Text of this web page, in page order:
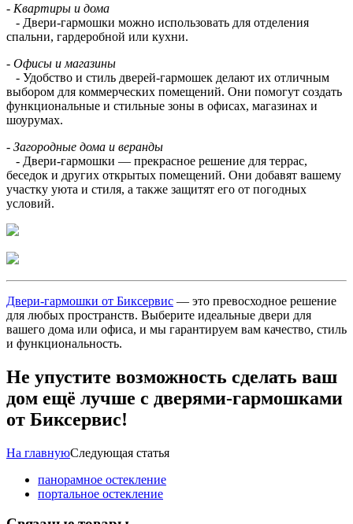
- Квартиры и дома
- Двери-гармошки можно использовать для отделения
спальни, гардеробной или кухни.
- Офисы и магазины
- Удобство и стиль дверей-гармошек делают их отличным
выбором для коммерческих помещений. Они помогут создать
функциональные и стильные зоны в офисах, магазинах и
шоурумах.
- Загородные дома и веранды
- Двери-гармошки — прекрасное решение для террас,
беседок и других открытых помещений. Они добавят вашему
участку уюта и стиля, а также защитят его от погодных
условий.
Двери-гармошки от Биксервис — это превосходное решение
для любых пространств. Выберите идеальные двери для
вашего дома или офиса, и мы гарантируем вам качество, стиль
и функциональность.
Не упустите возможность сделать ваш
дом ещё лучше с дверями-гармошками
от Биксервис!
На главнуюСледующая статья
панорамное остекление
портальное остекление